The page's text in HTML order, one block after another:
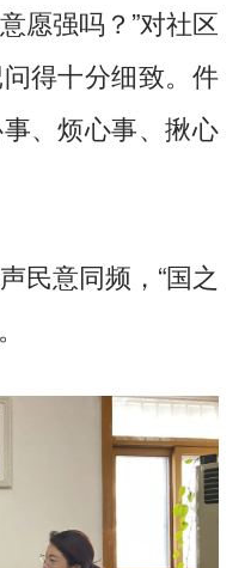
愿强吗？”对社区
得十分细致。件
、烦心事、揪心
意同频，“国之